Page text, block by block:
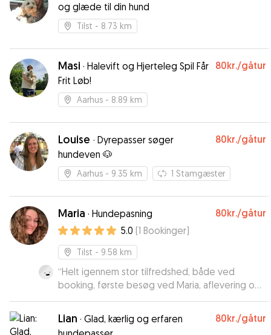
og glæde til din hund
Tilst - 8.73 km
Masi · Halevift og Hjerteleg Spil Får
Frit Løb!
80kr./gåtur
Aarhus - 8.89 km
Louise · Dyrepasser søger
hundeven 🐶
80kr./gåtur
Aarhus - 9.35 km 1 Stamgæster
Maria · Hundepasning 80kr./gåtur
5.0 (1 Bookinger)
Tilst - 9.58 km
“Helt igennem stor tilfredshed, både ved
booking, første besøg ved Maria, aflevering og
hentning. Vi fik løbende fotos af Laban og Marias
lille hund, en lille video med leg. Kunne
fornemme allerede ved forbesøg en ro og
Lian · Glad, kærlig og erfaren
80kr./gåtur